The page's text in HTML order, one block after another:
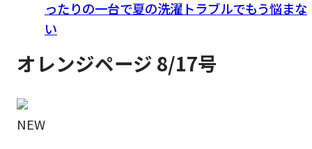
ったりの一台で夏の洗濯トラブルでもう悩まな
い
オレンジページ 8/17号
NEW